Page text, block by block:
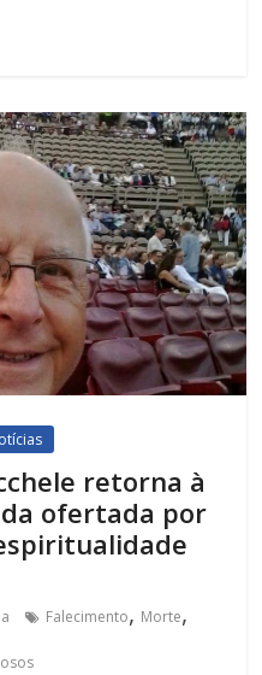
retorna à
ofertada por
Falecimento, Morte,